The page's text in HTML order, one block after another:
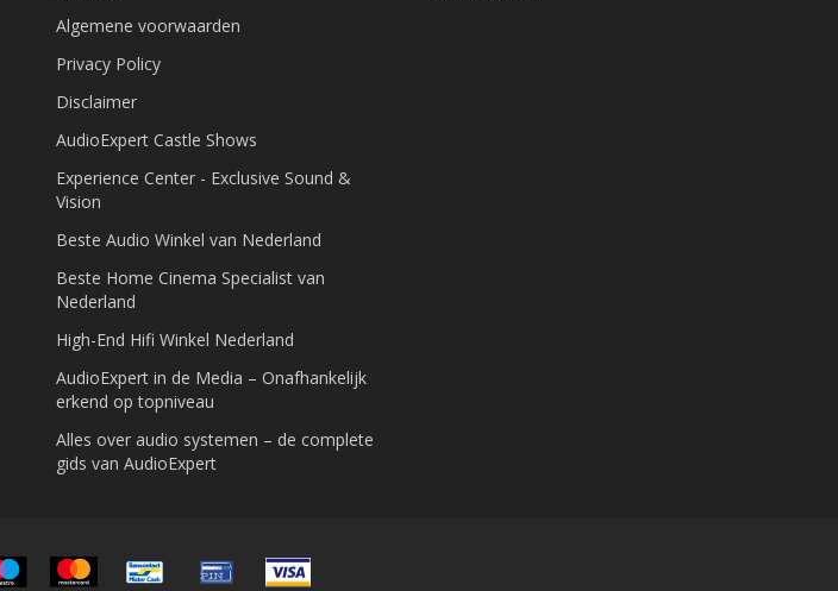
Algemene voorwaarden
Privacy Policy
Disclaimer
AudioExpert Castle Shows
Experience Center - Exclusive Sound &
Vision
Beste Audio Winkel van Nederland
Beste Home Cinema Specialist van
Nederland
High-End Hifi Winkel Nederland
AudioExpert in de Media – Onafhankelijk
erkend op topniveau
Alles over audio systemen – de complete
gids van AudioExpert